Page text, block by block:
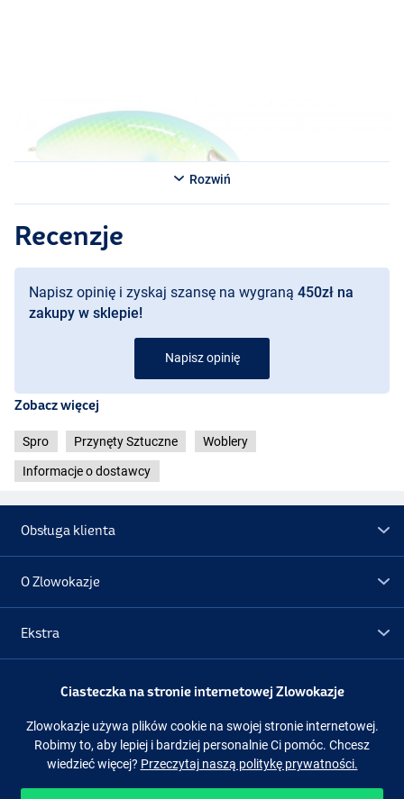
Rozwiń
Recenzje
Napisz opinię i zyskaj szansę na wygraną 450zł na
zakupy w sklepie!
Napisz opinię
Zobacz więcej
Spro Przynęty Sztuczne Woblery
Informacje o dostawcy
Obsługa klienta
O Zlowokazje
Ekstra
Promocje
Obserwuj nas Facebook Instagram
Ciasteczka na stronie internetowej Zlowokazje
Zlowokazje używa plików cookie na swojej stronie internetowej.
Robimy to, aby lepiej i bardziej personalnie Ci pomóc. Chcesz
wiedzieć więcej? Przeczytaj naszą politykę prywatności.